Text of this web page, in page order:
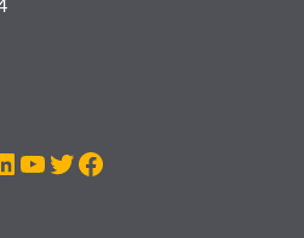
YouTube
Twitter
Facebook